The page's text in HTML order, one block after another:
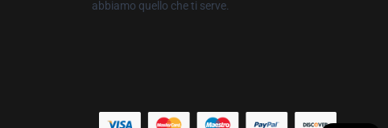
abbiamo quello che ti serve.